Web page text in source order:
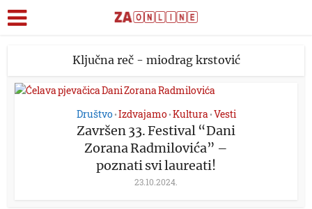
Ključna reč - miodrag krstović
Društvo •Izdvajamo •Kultura •Vesti
Završen 33. Festival “Dani
Zorana Radmilovića” –
poznati svi laureati!
23.10.2024.